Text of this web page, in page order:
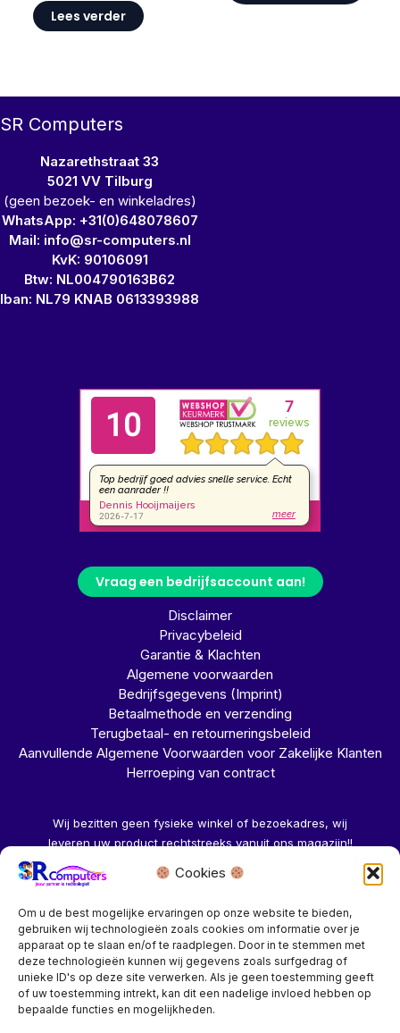
Cookies
Om u de best mogelijke ervaringen op onze website te bieden,
gebruiken wij technologieën zoals cookies om informatie over je
apparaat op te slaan en/of te raadplegen. Door in te stemmen met
deze technologieën kunnen wij gegevens zoals surfgedrag of
unieke ID's op deze site verwerken. Als je geen toestemming geeft
of uw toestemming intrekt, kan dit een nadelige invloed hebben op
bepaalde functies en mogelijkheden.
Lees verder
SR Computers
Nazarethstraat 33
5021 VV Tilburg
(geen bezoek- en winkeladres)
WhatsApp: +31(0)648078607
Mail: info@sr-computers.nl
KvK: 90106091
Btw: NL004790163B62
Iban: NL79 KNAB 0613393988
Vraag een bedrijfsaccount aan!
Disclaimer
Privacybeleid
Garantie & Klachten
Algemene voorwaarden
Bedrijfsgegevens (Imprint)
Betaalmethode en verzending
Terugbetaal- en retourneringsbeleid
Aanvullende Algemene Voorwaarden voor Zakelijke Klanten
Herroeping van contract
Wij bezitten geen fysieke winkel of bezoekadres, wij
leveren uw product rechtstreeks vanuit ons magazijn!!
Herroeping aanvragen →
Bedrijf? vraag een account aan voor speciale prijzen!